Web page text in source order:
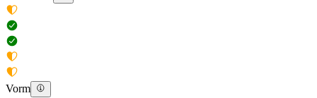
Vorm